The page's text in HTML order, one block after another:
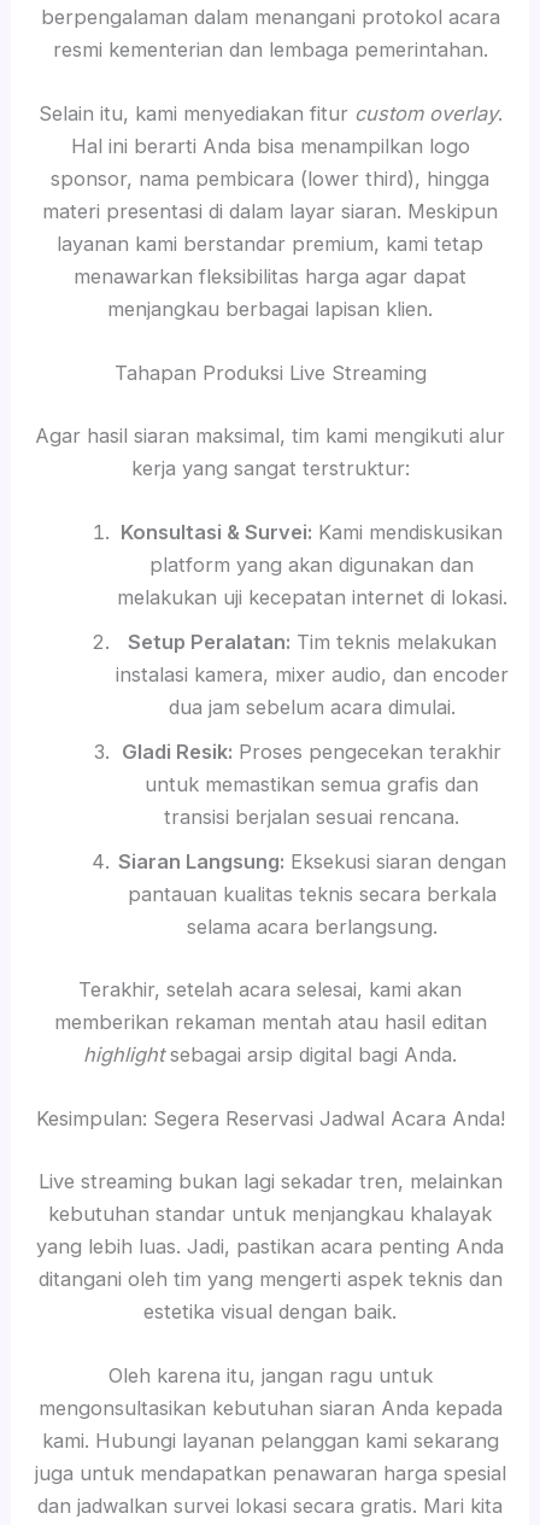
berpengalaman dalam menangani protokol acara
resmi kementerian dan lembaga pemerintahan.
Selain itu, kami menyediakan fitur custom overlay.
Hal ini berarti Anda bisa menampilkan logo
sponsor, nama pembicara (lower third), hingga
materi presentasi di dalam layar siaran. Meskipun
layanan kami berstandar premium, kami tetap
menawarkan fleksibilitas harga agar dapat
menjangkau berbagai lapisan klien.
Tahapan Produksi Live Streaming
Agar hasil siaran maksimal, tim kami mengikuti alur
kerja yang sangat terstruktur:
Konsultasi & Survei: Kami mendiskusikan
platform yang akan digunakan dan
melakukan uji kecepatan internet di lokasi.
Setup Peralatan: Tim teknis melakukan
instalasi kamera, mixer audio, dan encoder
dua jam sebelum acara dimulai.
Gladi Resik: Proses pengecekan terakhir
untuk memastikan semua grafis dan
transisi berjalan sesuai rencana.
Siaran Langsung: Eksekusi siaran dengan
pantauan kualitas teknis secara berkala
selama acara berlangsung.
Terakhir, setelah acara selesai, kami akan
memberikan rekaman mentah atau hasil editan
highlightsebagai arsip digital bagi Anda.
Kesimpulan: Segera Reservasi Jadwal Acara Anda!
Live streaming bukan lagi sekadar tren, melainkan
kebutuhan standar untuk menjangkau khalayak
yang lebih luas. Jadi, pastikan acara penting Anda
ditangani oleh tim yang mengerti aspek teknis dan
estetika visual dengan baik.
Oleh karena itu, jangan ragu untuk
mengonsultasikan kebutuhan siaran Anda kepada
kami. Hubungi layanan pelanggan kami sekarang
juga untuk mendapatkan penawaran harga spesial
dan jadwalkan survei lokasi secara gratis. Mari kita